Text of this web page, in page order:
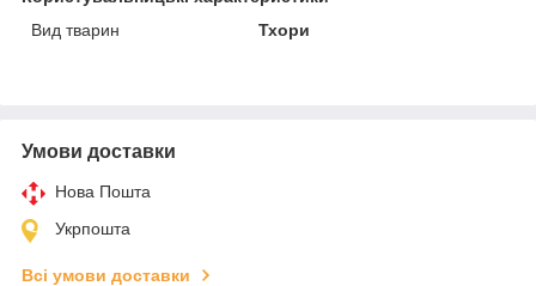
Вид тварин
Тхори
Умови доставки
Нова Пошта
Укрпошта
Всі умови доставки